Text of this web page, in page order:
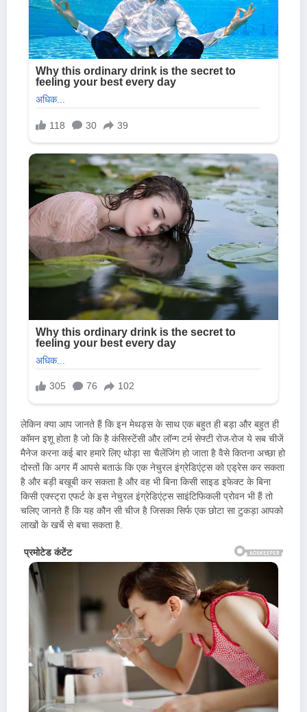
लेकिन क्या आप जानते हैं कि इन मेथड्स के साथ एक बहुत ही बड़ा और बहुत ही
कॉमन इशू होता है जो कि है कंसिस्टेंसी और लॉन्ग टर्म सेफ्टी रोज-रोज ये सब चीजें
मैनेज करना कई बार हमारे लिए थोड़ा सा चैलेंजिंग हो जाता है वैसे कितना अच्छा हो
दोस्तों कि अगर मैं आपसे बताऊं कि एक नेचुरल इंग्रेडिएंट्स को एड्रेस कर सकता
है और बड़ी बखूबी कर सकता है और वह भी बिना किसी साइड इफेक्ट के बिना
किसी एक्स्ट्रा एफर्ट के इस नेचुरल इंग्रेडिएंट्स साइंटिफिकली प्रोवन भी हैं तो
चलिए जानते हैं कि यह कौन सी चीज है जिसका सिर्फ एक छोटा सा टुकड़ा आपको
लाखों के खर्चे से बचा सकता है.